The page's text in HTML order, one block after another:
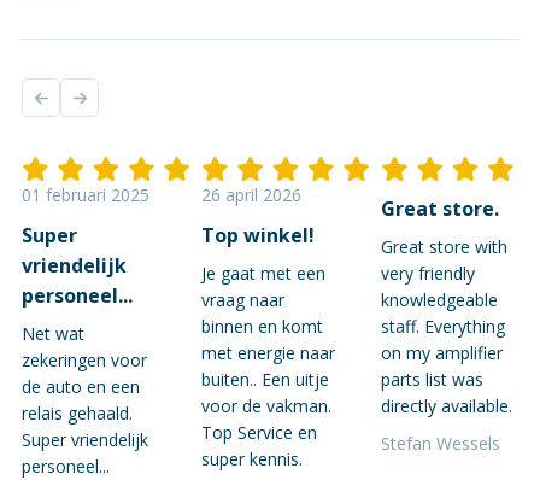
01 februari 2025
Super
vriendelijk
personeel...
Net wat
zekeringen voor
de auto en een
relais gehaald.
Super vriendelijk
personeel...
26 april 2026
Top winkel!
Je gaat met een
vraag naar
binnen en komt
met energie naar
buiten.. Een uitje
voor de vakman.
Top Service en
super kennis.
Great store.
Great store with
very friendly
knowledgeable
staff. Everything
on my amplifier
parts list was
directly available.
Stefan Wessels